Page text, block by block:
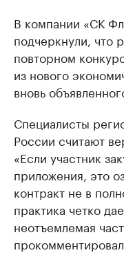
В компании «СК
подчеркнули, что
повторном
из нового
вновь
Специалисты
России считают
«Если участник
приложения, это
контракт не в
практика четко
неотъемлемая